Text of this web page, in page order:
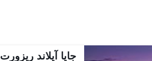
جايا آيلاند ريزورت